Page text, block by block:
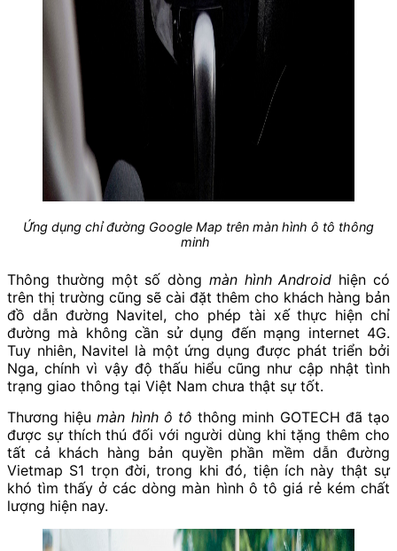
Ứng dụng chỉ đường Google Map trên màn hình ô tô thông
minh
Thông thường một số dòng màn hình Android hiện có
trên thị trường cũng sẽ cài đặt thêm cho khách hàng bản
đồ dẫn đường Navitel, cho phép tài xế thực hiện chỉ
đường mà không cần sử dụng đến mạng internet 4G.
Tuy nhiên, Navitel là một ứng dụng được phát triển bởi
Nga, chính vì vậy độ thấu hiểu cũng như cập nhật tình
trạng giao thông tại Việt Nam chưa thật sự tốt.
Thương hiệumàn hình ô tô thông minh GOTECH đã tạo
được sự thích thú đối với người dùng khi tặng thêm cho
tất cả khách hàng bản quyền phần mềm dẫn đường
Vietmap S1 trọn đời, trong khi đó, tiện ích này thật sự
khó tìm thấy ở các dòng màn hình ô tô giá rẻ kém chất
lượng hiện nay.